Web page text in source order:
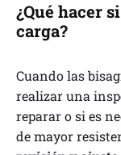
¿Qué hacer
carga?
Cuando las
realizar una
reparar o si es
de mayor